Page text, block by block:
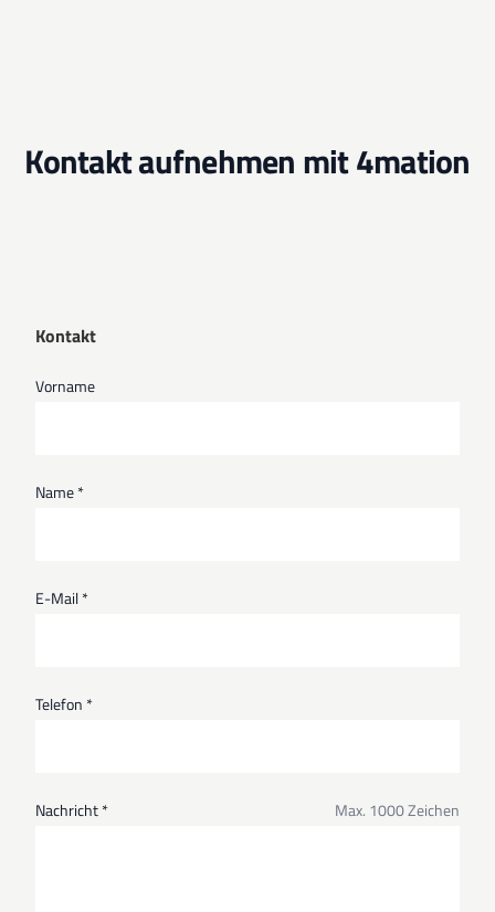
Kontakt aufnehmen mit 4mation
Kontakt
Vorname
Name *
E-Mail *
Telefon *
Nachricht * Max. 1000 Zeichen